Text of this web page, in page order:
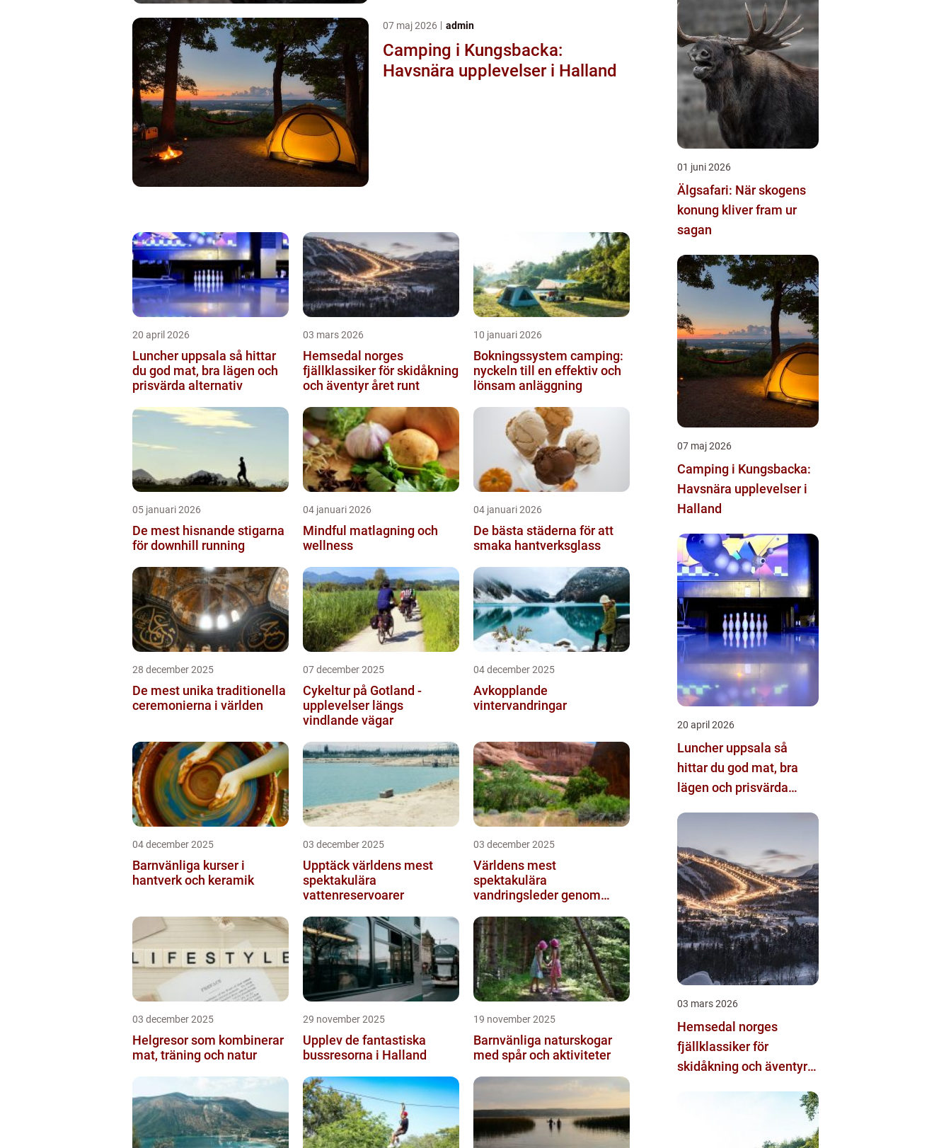
07 maj 2026 admin
Camping i Kungsbacka:
Havsnära upplevelser i Halland
20 april 2026
Luncher uppsala så hittar
du god mat, bra lägen och
prisvärda alternativ
03 mars 2026
Hemsedal norges
fjällklassiker för skidåkning
och äventyr året runt
10 januari 2026
Bokningssystem camping:
nyckeln till en effektiv och
lönsam anläggning
05 januari 2026
De mest hisnande stigarna
för downhill running
04 januari 2026
Mindful matlagning och
wellness
04 januari 2026
De bästa städerna för att
smaka hantverksglass
28 december 2025
De mest unika traditionella
ceremonierna i världen
07 december 2025
Cykeltur på Gotland -
upplevelser längs
vindlande vägar
04 december 2025
Avkopplande
vintervandringar
04 december 2025
Barnvänliga kurser i
hantverk och keramik
03 december 2025
Upptäck världens mest
spektakulära
vattenreservoarer
03 december 2025
Världens mest
spektakulära
vandringsleder genom
03 december 2025
Helgresor som kombinerar
mat, träning och natur
29 november 2025
Upplev de fantastiska
bussresorna i Halland
19 november 2025
Barnvänliga naturskogar
med spår och aktiviteter
01 juni 2026
Älgsafari: När skogens
konung kliver fram ur
sagan
07 maj 2026
Camping i Kungsbacka:
Havsnära upplevelser i
Halland
20 april 2026
Luncher uppsala så
hittar du god mat, bra
lägen och prisvärda
03 mars 2026
Hemsedal norges
fjällklassiker för
skidåkning och äventyr